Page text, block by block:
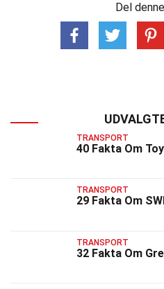
Del
TRANSPORT
40 Fakta Om
TRANSPORT
29 Fakta Om
TRANSPORT
32 Fakta Om